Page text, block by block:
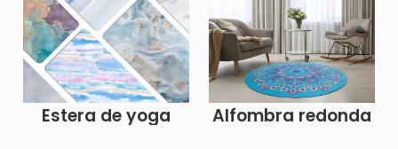
novedad de 2024
Estera de yoga Alfombra redonda